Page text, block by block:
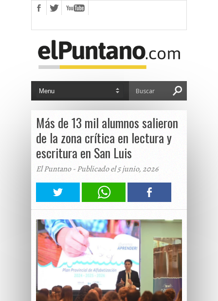
Más de 13 mil alumnos salieron
de la zona crítica en lectura y
escritura en San Luis
El Puntano - Publicado el 5 junio, 2026